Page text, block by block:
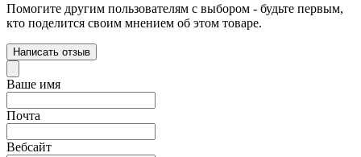
Помогите другим пользователям с выбором - будьте первым,
кто поделится своим мнением об этом товаре.
Написать отзыв
Ваше имя
Почта
Вебсайт